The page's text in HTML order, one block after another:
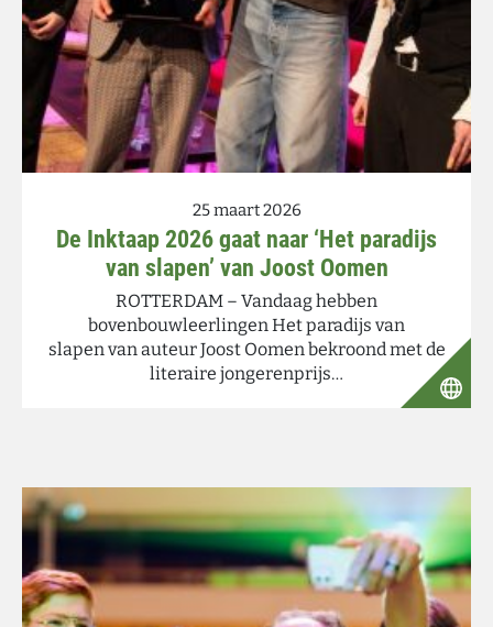
25 maart 2026
De Inktaap 2026 gaat naar ‘Het paradijs
van slapen’ van Joost Oomen
ROTTERDAM – Vandaag hebben
bovenbouwleerlingen Het paradijs van
slapen van auteur Joost Oomen bekroond met de
literaire jongerenprijs…